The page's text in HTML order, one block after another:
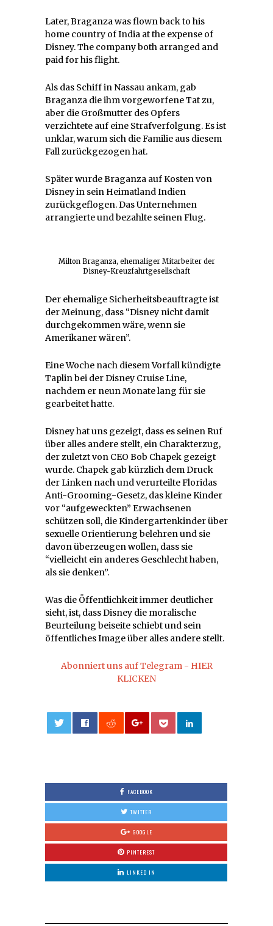
Later, Braganza was flown back to his
home country of India at the expense of
Disney. The company both arranged and
paid for his flight.
Als das Schiff in Nassau ankam, gab
Braganza die ihm vorgeworfene Tat zu,
aber die Großmutter des Opfers
verzichtete auf eine Strafverfolgung. Es ist
unklar, warum sich die Familie aus diesem
Fall zurückgezogen hat.
Später wurde Braganza auf Kosten von
Disney in sein Heimatland Indien
zurückgeflogen. Das Unternehmen
arrangierte und bezahlte seinen Flug.
Milton Braganza, ehemaliger Mitarbeiter der
Disney-Kreuzfahrtgesellschaft
Der ehemalige Sicherheitsbeauftragte ist
der Meinung, dass “Disney nicht damit
durchgekommen wäre, wenn sie
Amerikaner wären”.
Eine Woche nach diesem Vorfall kündigte
Taplin bei der Disney Cruise Line,
nachdem er neun Monate lang für sie
gearbeitet hatte.
Disney hat uns gezeigt, dass es seinen Ruf
über alles andere stellt, ein Charakterzug,
der zuletzt von CEO Bob Chapek gezeigt
wurde. Chapek gab kürzlich dem Druck
der Linken nach und verurteilte Floridas
Anti-Grooming-Gesetz, das kleine Kinder
vor “aufgeweckten” Erwachsenen
schützen soll, die Kindergartenkinder über
sexuelle Orientierung belehren und sie
davon überzeugen wollen, dass sie
“vielleicht ein anderes Geschlecht haben,
als sie denken”.
Was die Öffentlichkeit immer deutlicher
sieht, ist, dass Disney die moralische
Beurteilung beiseite schiebt und sein
öffentliches Image über alles andere stellt.
Abonniert uns auf Telegram - HIER
KLICKEN
FACEBOOK
TWITTER
GOOGLE
PINTEREST
LINKED IN